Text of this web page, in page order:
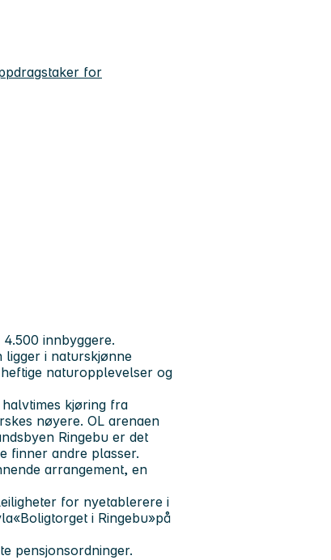
for
innbyggere.
ligger i naturskjønne
naturopplevelser og
kjøring fra
nøyere. OL arenaen
Ringebu er det
finner andre plasser.
arrangement, en
for nyetablerere i
i Ringebu»på
pensjonsordninger.